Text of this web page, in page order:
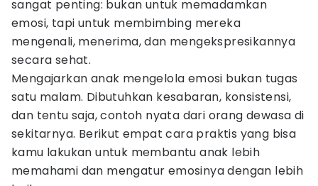
sangat penting: bukan untuk memadamkan
emosi, tapi untuk membimbing mereka
mengenali, menerima, dan mengekspresikannya
secara sehat.
Mengajarkan anak mengelola emosi bukan tugas
satu malam. Dibutuhkan kesabaran, konsistensi,
dan tentu saja, contoh nyata dari orang dewasa di
sekitarnya. Berikut empat cara praktis yang bisa
kamu lakukan untuk membantu anak lebih
memahami dan mengatur emosinya dengan lebih